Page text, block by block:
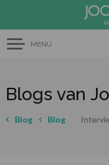
MENU
Blogs van
Blog Blog